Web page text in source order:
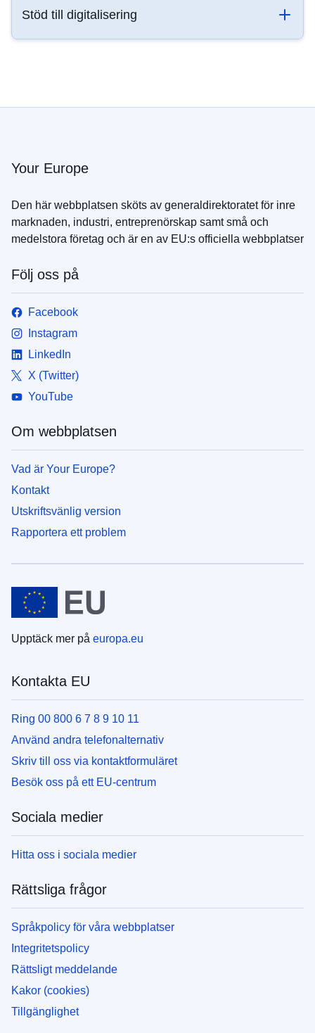
Stöd till digitalisering
Your Europe
Den här webbplatsen sköts av generaldirektoratet för inre
marknaden, industri, entreprenörskap samt små och
medelstora företag och är en av EU:s officiella webbplatser
Följ oss på
Facebook
Instagram
LinkedIn
X (Twitter)
YouTube
Om webbplatsen
Vad är Your Europe?
Kontakt
Utskriftsvänlig version
Rapportera ett problem
Upptäck mer på europa.eu
Kontakta EU
Ring 00 800 6 7 8 9 10 11
Använd andra telefonalternativ
Skriv till oss via kontaktformuläret
Besök oss på ett EU-centrum
Sociala medier
Hitta oss i sociala medier
Rättsliga frågor
Språkpolicy för våra webbplatser
Integritetspolicy
Rättsligt meddelande
Kakor (cookies)
Tillgänglighet